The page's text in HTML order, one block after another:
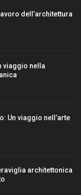
dell’architettura
viaggio nella
Un viaggio nell’arte
architettonica